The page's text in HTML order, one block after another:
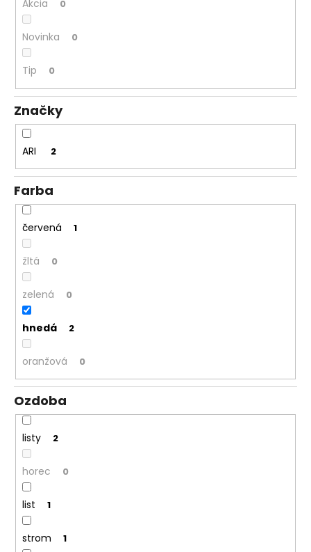
Akcia 0
Novinka 0
Tip 0
Značky
ARI 2
Farba
červená 1
žltá 0
zelená 0
hnedá 2
oranžová 0
Ozdoba
listy 2
horec 0
list 1
strom 1
á
s
?
O
d
p
o
a
m